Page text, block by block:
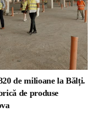
de milioane la Bălți.
de produse